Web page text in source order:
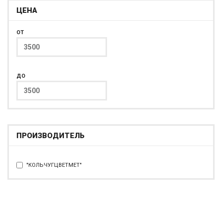
ЦЕНА
ОТ
ДО
ПРОИЗВОДИТЕЛЬ
"КОЛЬЧУГЦВЕТМЕТ"